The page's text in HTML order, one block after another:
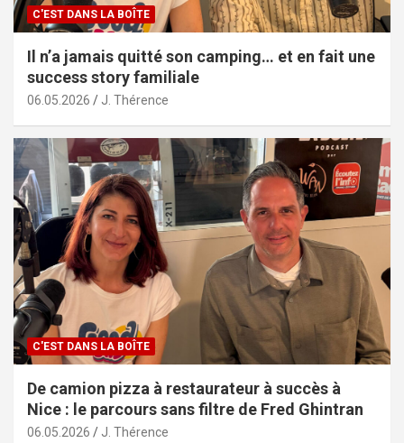
C'EST DANS LA BOÎTE
Il n’a jamais quitté son camping… et en fait une
success story familiale
06.05.2026 J. Thérence
C'EST DANS LA BOÎTE
De camion pizza à restaurateur à succès à
Nice : le parcours sans filtre de Fred Ghintran
06.05.2026 J. Thérence